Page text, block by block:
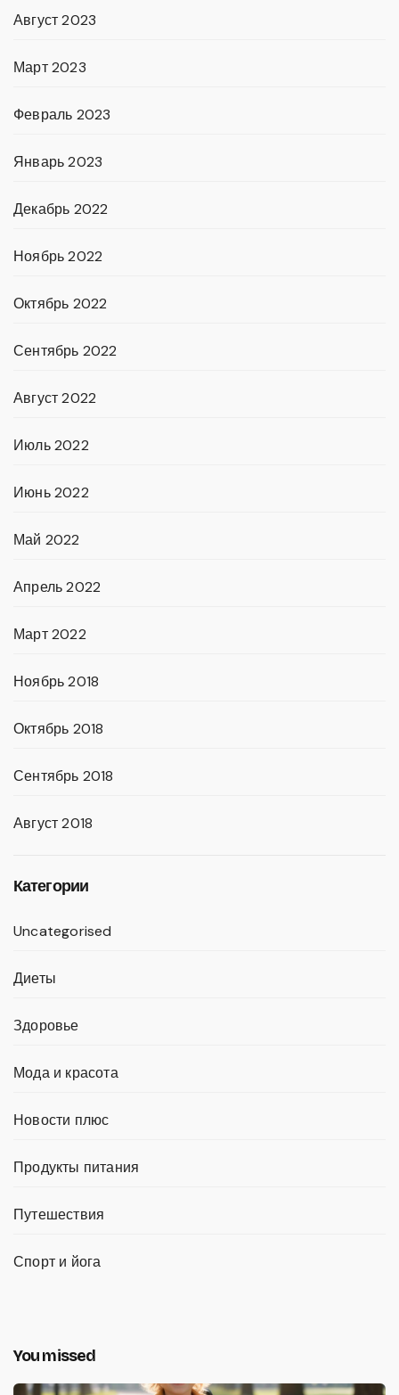
Август 2023
Март 2023
Февраль 2023
Январь 2023
Декабрь 2022
Ноябрь 2022
Октябрь 2022
Сентябрь 2022
Август 2022
Июль 2022
Июнь 2022
Май 2022
Апрель 2022
Март 2022
Ноябрь 2018
Октябрь 2018
Сентябрь 2018
Август 2018
Категории
Uncategorised
Диеты
Здоровье
Мода и красота
Новости плюс
Продукты питания
Путешествия
Спорт и йога
You missed